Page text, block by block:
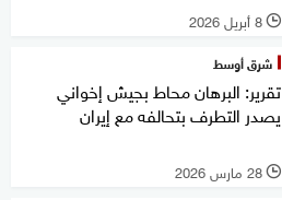
l 8 أبريل 2026
شرق أوسط
تقرير: البرهان محاط بجيش إخواني
يصدر التطرف بتحالفه مع إيران
l 28 مارس 2026